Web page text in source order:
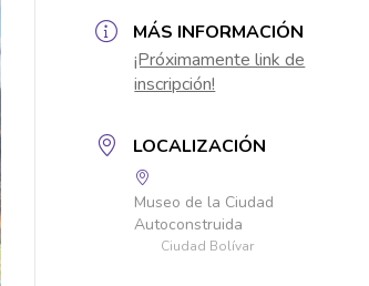
MÁS INFORMACIÓN
¡Próximamente link de
inscripción!
LOCALIZACIÓN
Museo de la Ciudad
Autoconstruida
Ciudad Bolívar